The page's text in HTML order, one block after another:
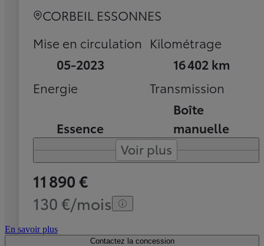
CORBEIL ESSONNES
Mise en circulation
05-2023
Kilométrage
16 402 km
Energie
Essence
Transmission
Boîte
manuelle
Voir plus
11 890 €
130 €/mois
En savoir plus
Contactez la concession